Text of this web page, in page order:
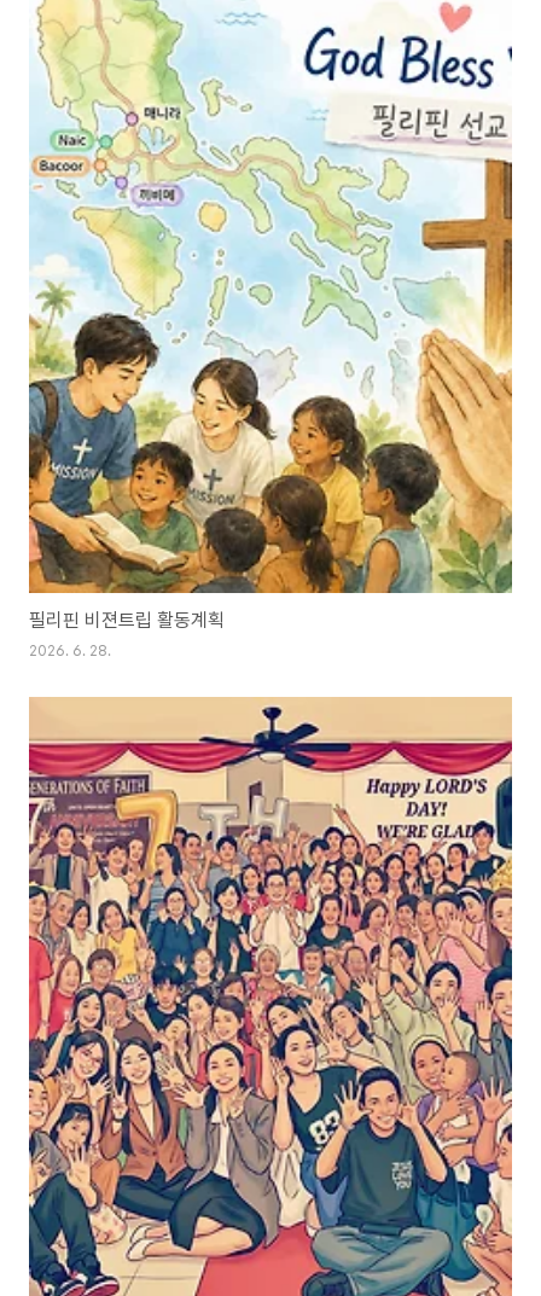
필리핀 비젼트립 활동계획
2026. 6. 28.